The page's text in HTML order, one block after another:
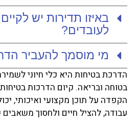
באיזו תדירות יש
לעובדים?
מי מוסמך להעביר
הדרכת בטיחות היא כלי חיוני
בטוחה ובריאה. קיום הדרכות
הקפדה על תוכן מקצועי ואיכותי,
עבודה, להציל חיים ולחסוך משאבים